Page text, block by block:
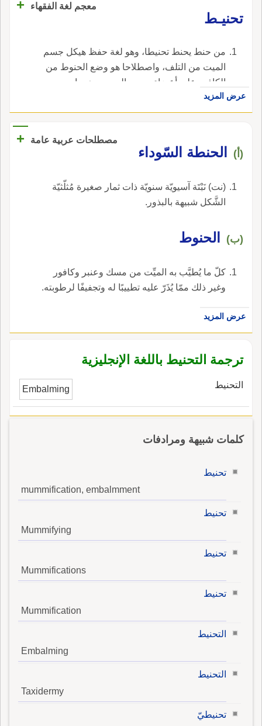
معجم لغة الفقهاء
+
تحنيـط
من حنط يحنط تحنيطا، وهو لغة حفظ هيكل جسم
الميت من التلف، واصطلاحا هو وضع الحنوط من
الكافور على أعضاء سجود الميت، وهو واجب
كفائي على المسلمين.عرض المزيد
مصطلحات عربية عامة +
(أ) الحنطة السّوداء
(نت) نَبْتَة آسيويّة سنويّة ذات ثمار صغيرة مُثلّثيّة
الشَّكل شبيهة بالبذور.
(ب) الحنوط
كلّ ما يُطيَّب به الميِّت من مسك وعنبر وكافور
وغير ذلك ممّا يُذَرّ عليه تطييبًا له وتجفيفًا لرطوبته.
عرض المزيد
ترجمة التحنيط باللغة الإنجليزية
التحنيط Embalming
كلمات شبيهة ومرادفات
تحنيط
mummification, embalmment
تحنيط
Mummifying
تحنيط
Mummifications
تحنيط
Mummification
التحنيط
Embalming
التحنيط
Taxidermy
تحنيطيّ